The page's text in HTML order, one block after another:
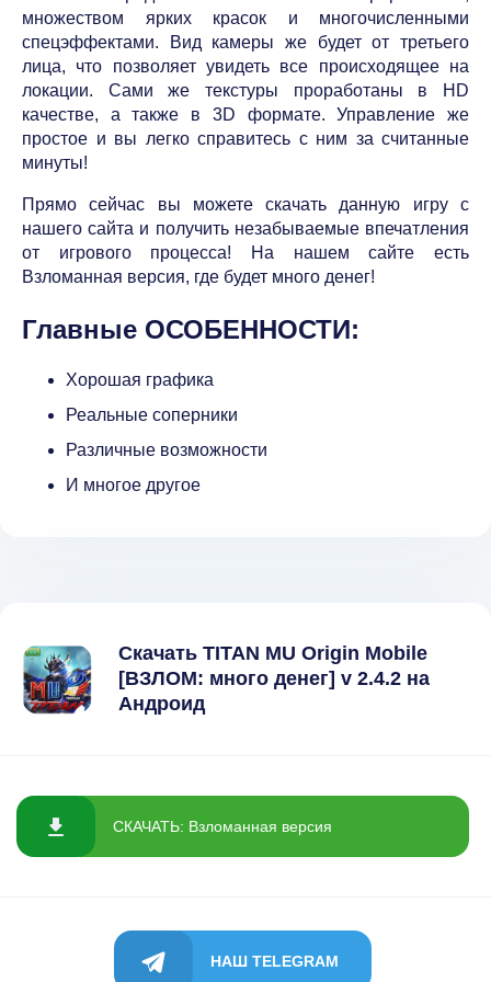
множеством ярких красок и многочисленными
спецэффектами. Вид камеры же будет от третьего
лица, что позволяет увидеть все происходящее на
локации. Сами же текстуры проработаны в HD
качестве, а также в 3D формате. Управление же
простое и вы легко справитесь с ним за считанные
минуты!
Прямо сейчас вы можете скачать данную игру с
нашего сайта и получить незабываемые впечатления
от игрового процесса! На нашем сайте есть
Взломанная версия, где будет много денег!
Главные ОСОБЕННОСТИ:
Хорошая графика
Реальные соперники
Различные возможности
И многое другое
Скачать TITAN MU Origin Mobile
[ВЗЛОМ: много денег] v 2.4.2 на
Андроид
СКАЧАТЬ: Взломанная версия
НАШ TELEGRAM